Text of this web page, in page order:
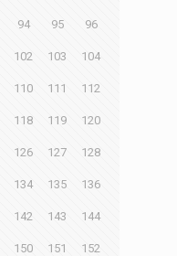
94 95 96
102 103 104
110 111 112
118 119 120
126 127 128
134 135 136
142 143 144
150 151 152